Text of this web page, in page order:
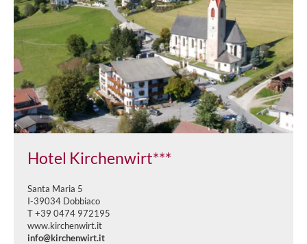
Hotel Kirchenwirt***
Santa Maria 5
I-39034 Dobbiaco
T +39 0474 972195
www.kirchenwirt.it
info@kirchenwirt.it